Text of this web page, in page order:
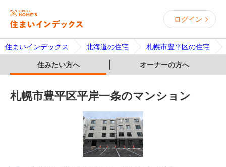
ログイン
住まいインデックス 北海道の住宅 札幌市豊平区の住宅
住みたい方へ オーナーの方へ
札幌市豊平区平岸一条のマンション